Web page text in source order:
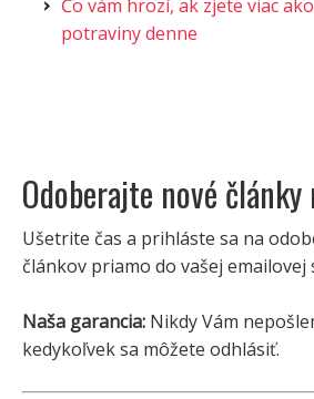
Čo vám hrozí, ak zjete viac
potraviny denne
Odoberajte nové články
Ušetrite čas a prihláste sa na
článkov priamo do vašej emailovej
Naša garancia: Nikdy Vám
kedykoľvek sa môžete odhlásiť.